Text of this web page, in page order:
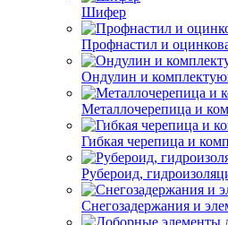
Шифер
Профнастил и
Ондулин и
Металлочерепица и
Гибкая черепица и
Рубероид,
Снегозадержания и